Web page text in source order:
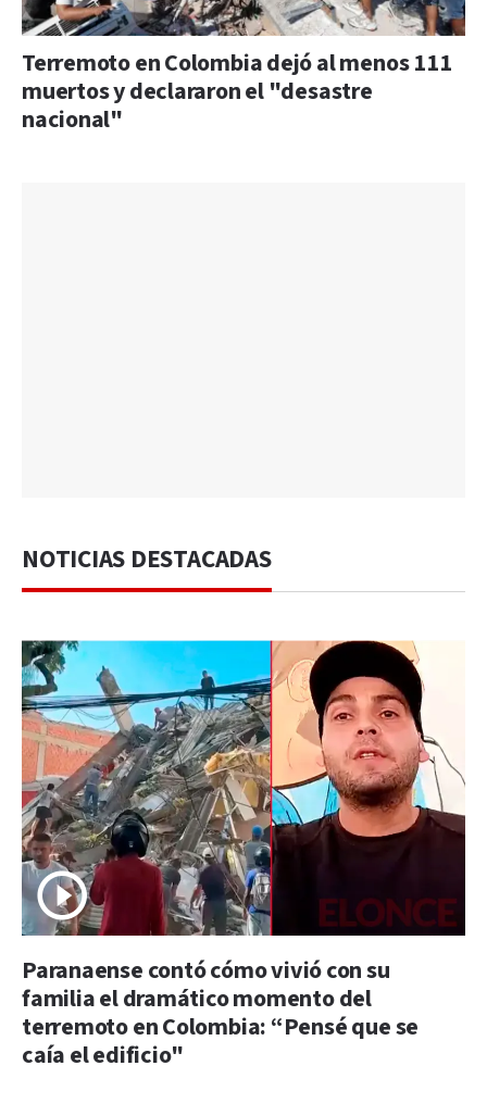
Terremoto en Colombia dejó al menos 111
muertos y declararon el "desastre
nacional"
NOTICIAS DESTACADAS
Paranaense contó cómo vivió con su
familia el dramático momento del
terremoto en Colombia: “Pensé que se
caía el edificio"